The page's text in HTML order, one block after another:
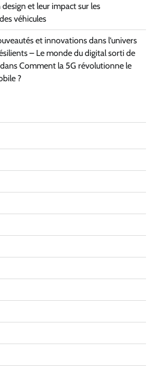
et leur impact sur les
véhicules
et innovations dans l’univers
– Le monde du digital sorti de
Comment la 5G révolutionne le
?